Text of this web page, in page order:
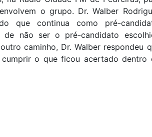
o grupo. Dr. Walber
que continua como pré-
de não ser o pré-candidato
caminho, Dr. Walber respondeu
o que ficou acertado dentro